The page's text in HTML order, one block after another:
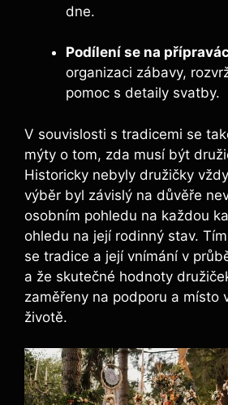
dne.
Podílení⁢ se na⁤
organizaci zábavy,
pomoc s ⁢detaily svatby.
V souvislosti s tradicemi se
mýty o tom, zda musí být
Historicky nebyly družičky⁤
výběr byl závislý na důvěře
osobním ⁢pohledu na každou
ohledu ⁣na její rodinný ‌stav.
se tradice a její vnímání v
a že skutečné‌ hodnoty
zaměřeny na podporu a místo
životě.